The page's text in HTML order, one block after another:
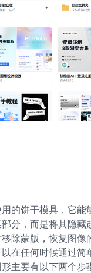
的饼干模具，它能
分，而是将其隐
除蒙版，恢复图
在任何时候通过
主要有以下两个步